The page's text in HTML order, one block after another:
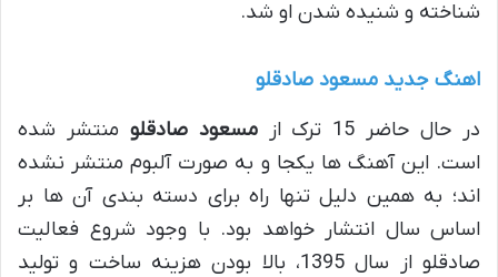
شناخته و شنیده شدن او شد.
اهنگ جدید مسعود صادقلو
در حال حاضر 15 ترک از
مسعود صادقلو منتشر شده
است. این آهنگ ها یکجا و به صورت آلبوم منتشر نشده
اند؛ به همین دلیل تنها راه برای دسته بندی آن ها بر
اساس سال انتشار خواهد بود. با وجود شروع فعالیت
صادقلو از سال 1395، بالا بودن هزینه ساخت و تولید